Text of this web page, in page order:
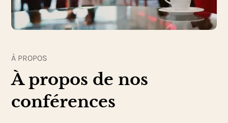
À PROPOS
À propos de nos
conférences